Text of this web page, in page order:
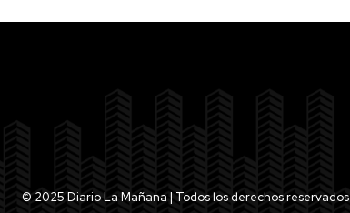
© 2025 Diario La Mañana | Todos los derechos reservados